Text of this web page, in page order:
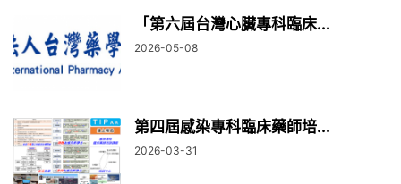
「第六屆台灣心臟專科臨床...
2026-05-08
第四屆感染專科臨床藥師培...
2026-03-31